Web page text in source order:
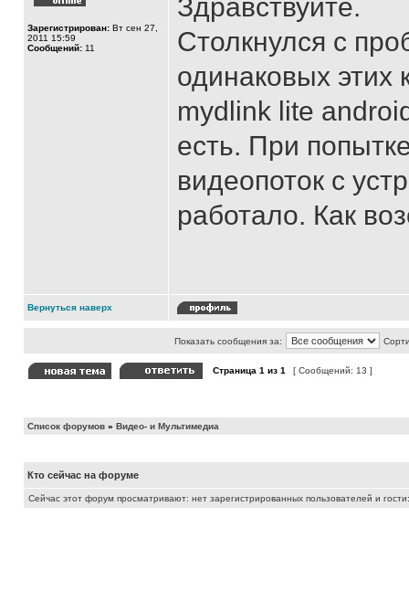
Зарегистрирован: Вт сен 27,
2011 15:59
Сообщений: 11
Здравствуйте.
Столкнулся с
одинаковых
mydlink lite
есть. При
видеопоток с
работало. Как
Вернуться наверх
Показать сообщения за:
Страница 1 из 1 [ Сообщений: 13 ]
Список форумов » Видео- и Мультимедиа
Кто сейчас на форуме
Сейчас этот форум просматривают: нет зарегистрированных пользователей и